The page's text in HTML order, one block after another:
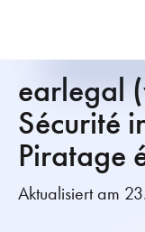
earlegal
Sécurité
Piratage
Aktualisiert am